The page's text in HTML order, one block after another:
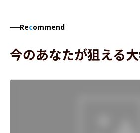
Recommend
今のあなたが狙える